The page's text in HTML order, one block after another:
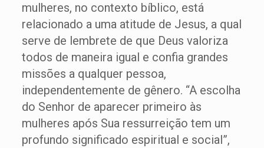
mulheres, no contexto bíblico, está
relacionado a uma atitude de Jesus, a qual
serve de lembrete de que Deus valoriza
todos de maneira igual e confia grandes
missões a qualquer pessoa,
independentemente de gênero. “A escolha
do Senhor de aparecer primeiro às
mulheres após Sua ressurreição tem um
profundo significado espiritual e social”,